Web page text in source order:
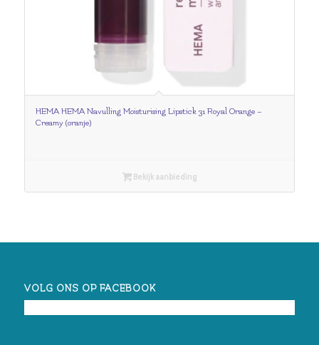
HEMA HEMA Navulling Moisturising Lipstick 31 Royal Orange –
Creamy (oranje)
Bekijk aanbieding
VOLG ONS OP FACEBOOK